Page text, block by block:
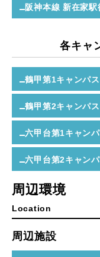
阪神本線 新在家駅
各キャ
鶴甲第1キャンパ
鶴甲第2キャンパ
六甲台第1キャン
六甲台第2キャン
周辺環境
Location
周辺施設